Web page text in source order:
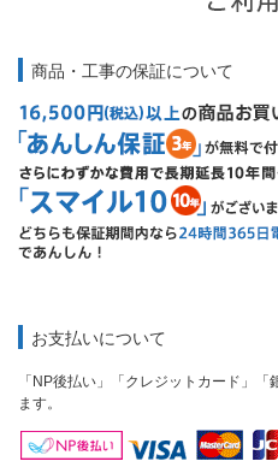
商品・工事の保証について
お支払いについて
「NP後払い」「クレジットカード」
ます。